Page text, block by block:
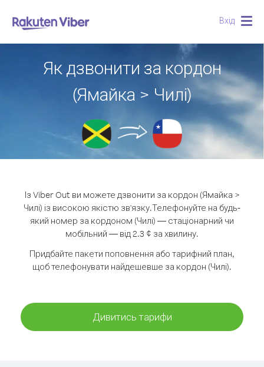
Вхід
Як дзвонити за кордон
(Ямайка > Чилі)
Із Viber Out ви можете дзвонити за кордон (Ямайка >
Чилі) із високою якістю зв'язку.Телефонуйте на будь-
який номер за кордоном (Чилі) — стаціонарний чи
мобільний — від 2.3 ¢ за хвилину.
Придбайте пакети поповнення або тарифний план,
щоб телефонувати найдешевше за кордон (Чилі).
Дивитись тарифи